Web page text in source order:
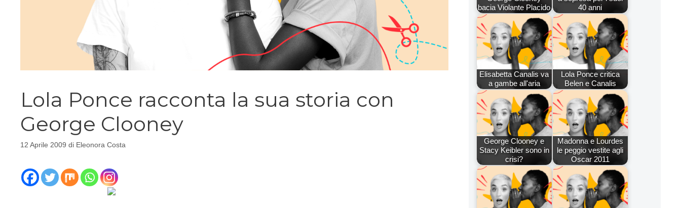
Lola Ponce racconta la sua storia con
George Clooney
12 Aprile 2009 di Eleonora Costa
bacia Violante Placido
40 anni
Elisabetta Canalis va
a gambe all'aria
Lola Ponce critica
Belen e Canalis
George Clooney e
Stacy Keibler sono in
crisi?
Madonna e Lourdes
le peggio vestite agli
Oscar 2011